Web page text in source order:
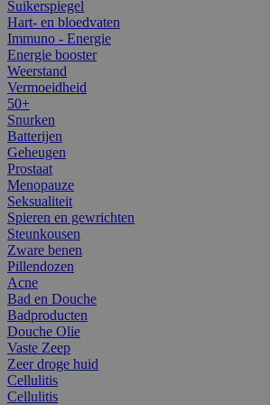
Suikerspiegel
Hart- en bloedvaten
Immuno - Energie
Energie booster
Weerstand
Vermoeidheid
50+
Snurken
Batterijen
Geheugen
Prostaat
Menopauze
Seksualiteit
Spieren en gewrichten
Steunkousen
Zware benen
Pillendozen
Acne
Bad en Douche
Badproducten
Douche Olie
Vaste Zeep
Zeer droge huid
Cellulitis
Cellulitis